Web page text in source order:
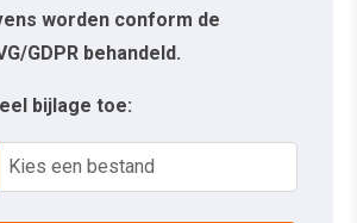
worden conform de
GDPR behandeld.
bijlage toe:
Kies een bestand